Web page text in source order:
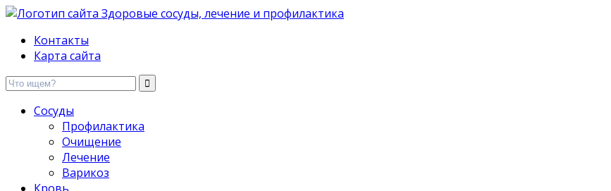
Здоровые сосуды, лечение и профилактика
Контакты
Карта сайта
Сосуды
Профилактика
Очищение
Лечение
Варикоз